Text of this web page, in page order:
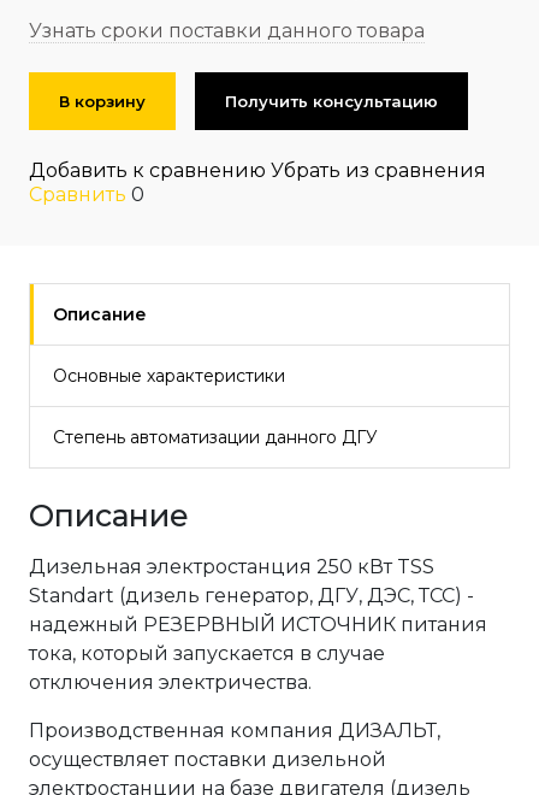
Узнать сроки поставки данного товара
В корзину Получить консультацию
Добавить к сравнению Убрать из сравнения
Сравнить 0
Описание
Основные характеристики
Степень автоматизации данного ДГУ
Описание
Дизельная электростанция 250 кВт TSS
Standart (дизель генератор, ДГУ, ДЭС, ТСС) -
надежный РЕЗЕРВНЫЙ ИСТОЧНИК питания
тока, который запускается в случае
отключения электричества.
Производственная компания ДИЗАЛЬТ,
осуществляет поставки дизельной
электростанции на базе двигателя (дизель